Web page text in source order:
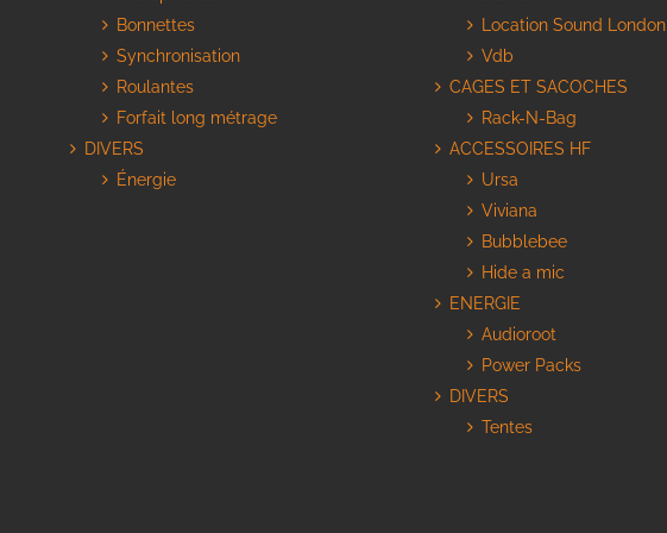
Bonnettes
Synchronisation
Roulantes
Forfait long métrage
DIVERS
Énergie
Location Sound London
Vdb
CAGES ET SACOCHES
Rack-N-Bag
ACCESSOIRES HF
Ursa
Viviana
Bubblebee
Hide a mic
ENERGIE
Audioroot
Power Packs
DIVERS
Tentes